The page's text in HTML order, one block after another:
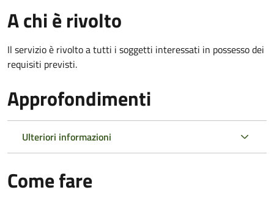
A chi è rivolto
Il servizio è rivolto a tutti i soggetti interessati in possesso dei
requisiti previsti.
Approfondimenti
Ulteriori informazioni
Come fare